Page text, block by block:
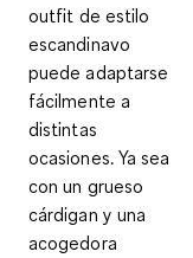
outfit de estilo
escandinavo
puedeadaptarse
fácilmente a
distintas
ocasiones. Ya sea
con un grueso
cárdigan y una
acogedora